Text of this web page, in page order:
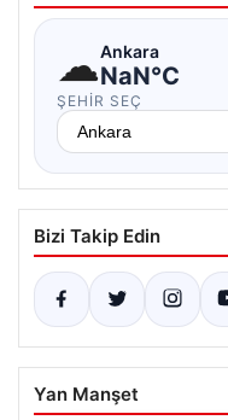
☁Ankara
NaN°C
ŞEHIR SEÇ
Bizi Takip Edin
Yan Manşet